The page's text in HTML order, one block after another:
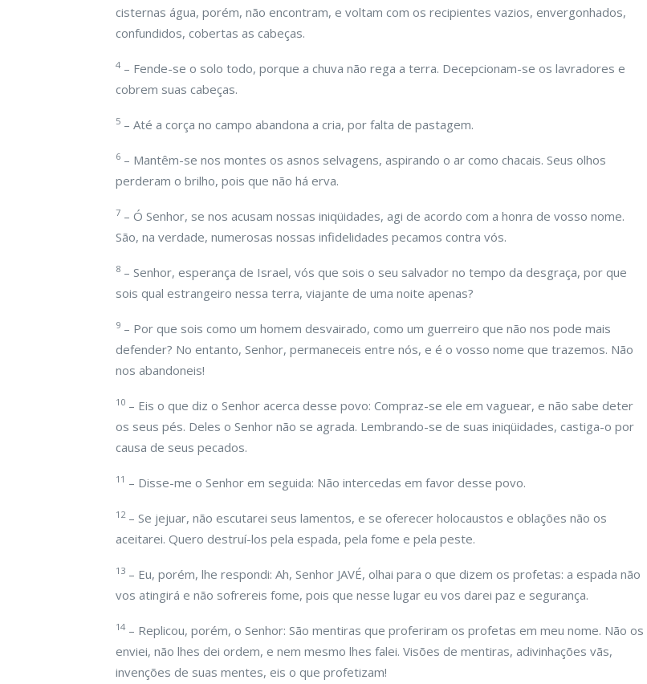
cisternas água, porém, não encontram, e voltam com os recipientes vazios, envergonhados,
confundidos, cobertas as cabeças.
4 – Fende-se o solo todo, porque a chuva não rega a terra. Decepcionam-se os lavradores e
cobrem suas cabeças.
5 – Até a corça no campo abandona a cria, por falta de pastagem.
6 – Mantêm-se nos montes os asnos selvagens, aspirando o ar como chacais. Seus olhos
perderam o brilho, pois que não há erva.
7 – Ó Senhor, se nos acusam nossas iniqüidades, agi de acordo com a honra de vosso nome.
São, na verdade, numerosas nossas infidelidades pecamos contra vós.
8 – Senhor, esperança de Israel, vós que sois o seu salvador no tempo da desgraça, por que
sois qual estrangeiro nessa terra, viajante de uma noite apenas?
9 – Por que sois como um homem desvairado, como um guerreiro que não nos pode mais
defender? No entanto, Senhor, permaneceis entre nós, e é o vosso nome que trazemos. Não
nos abandoneis!
10 – Eis o que diz o Senhor acerca desse povo: Compraz-se ele em vaguear, e não sabe deter
os seus pés. Deles o Senhor não se agrada. Lembrando-se de suas iniqüidades, castiga-o por
causa de seus pecados.
11 – Disse-me o Senhor em seguida: Não intercedas em favor desse povo.
12– Se jejuar, não escutarei seus lamentos, e se oferecer holocaustos e oblações não os
aceitarei. Quero destruí-los pela espada, pela fome e pela peste.
13 – Eu, porém, lhe respondi: Ah, Senhor JAVÉ, olhai para o que dizem os profetas: a espada não
vos atingirá e não sofrereis fome, pois que nesse lugar eu vos darei paz e segurança.
14 – Replicou, porém, o Senhor: São mentiras que proferiram os profetas em meu nome. Não os
enviei, não lhes dei ordem, e nem mesmo lhes falei. Visões de mentiras, adivinhações vãs,
invenções de suas mentes, eis o que profetizam!